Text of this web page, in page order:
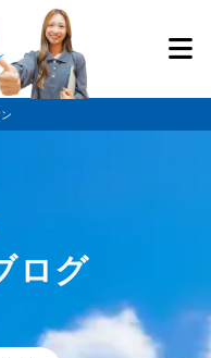
ログ